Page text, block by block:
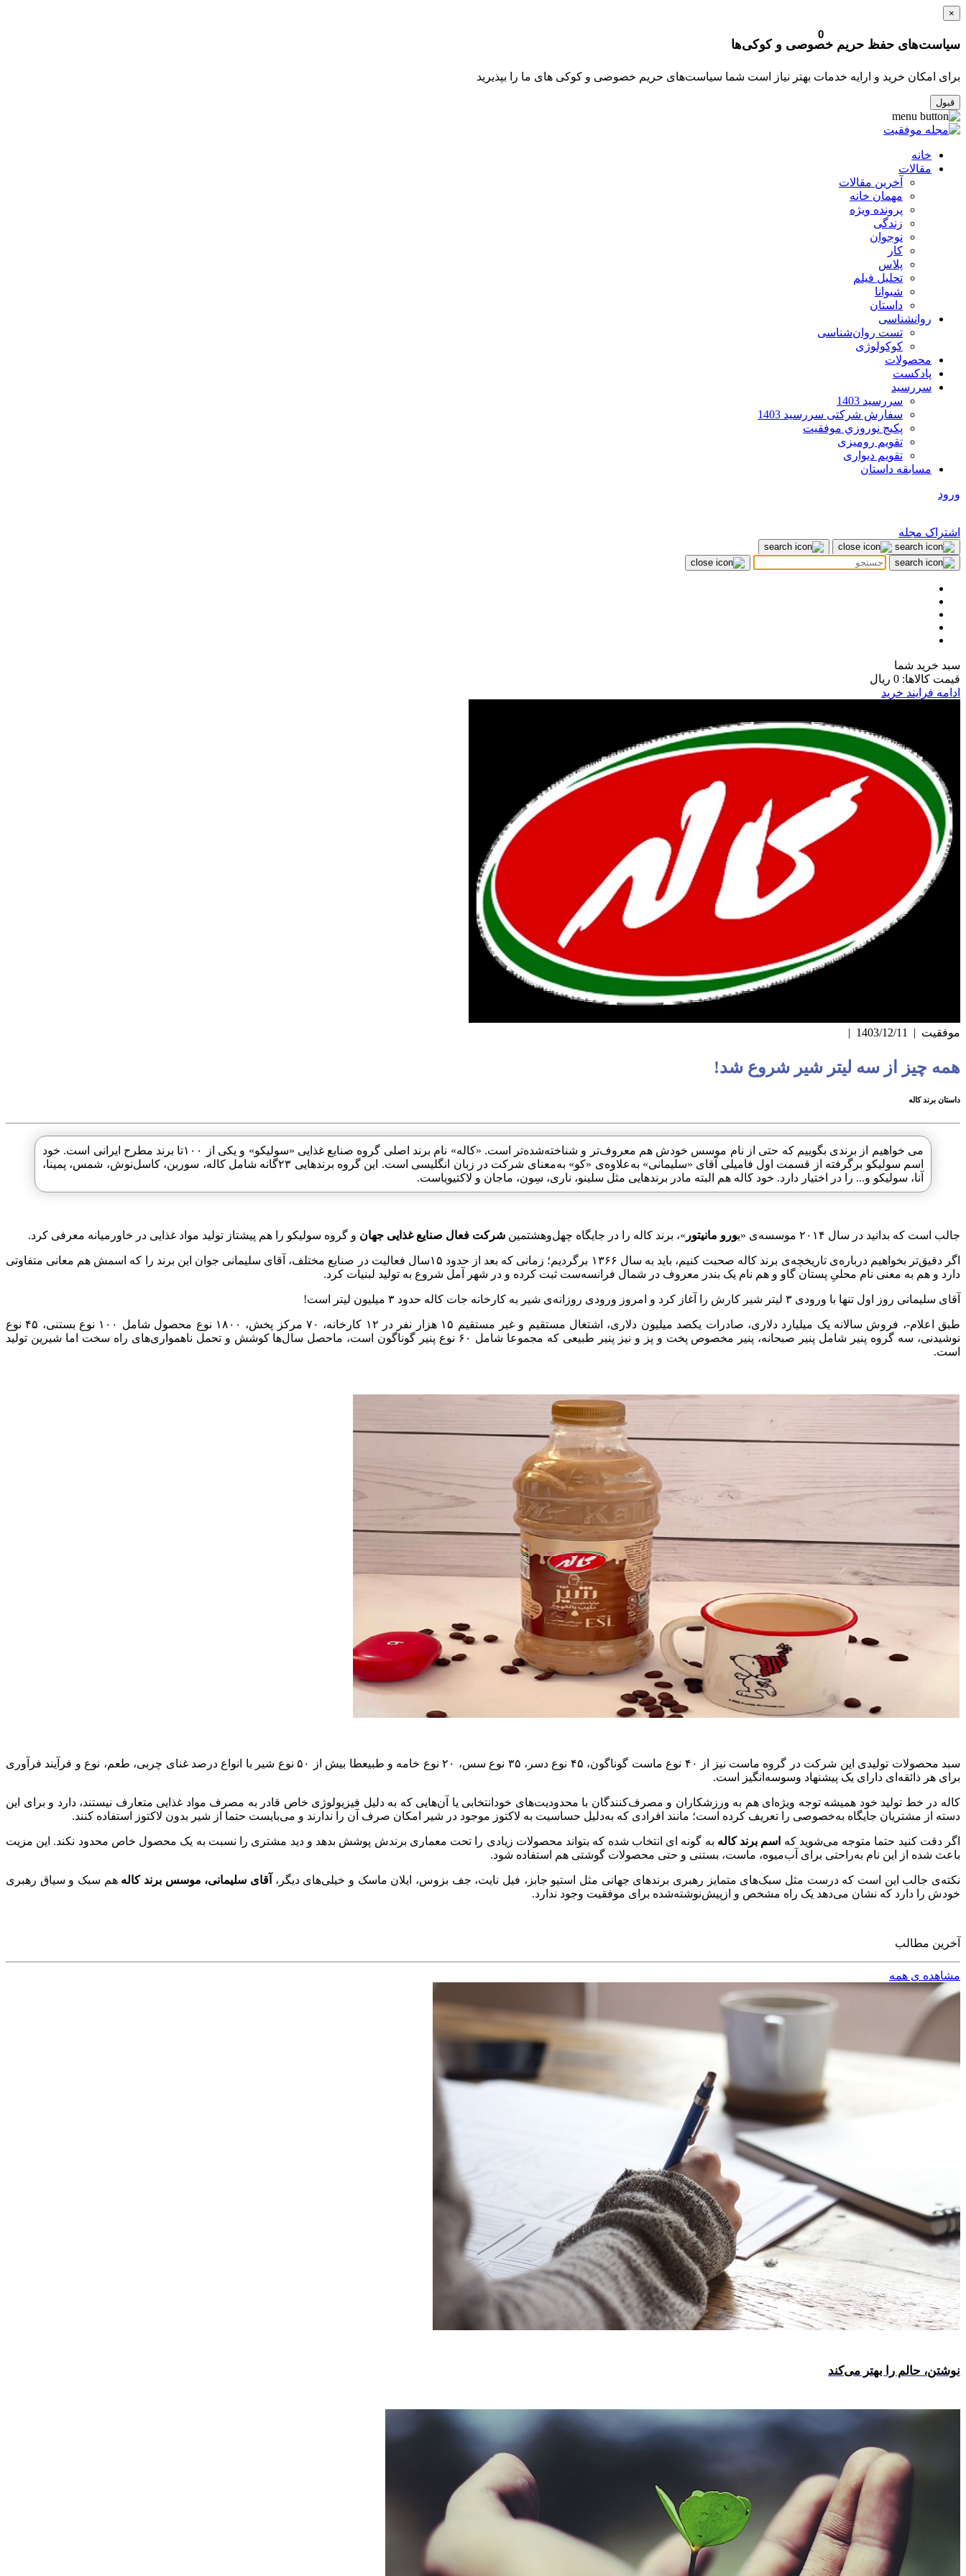
×
سیاست‌های حفظ حریم خصوصی و کوکی‌ها
برای امکان خرید و ارایه خدمات بهتر نیاز است شما سیاست‌های حریم خصوصی و کوکی های ما را بپذیرید
قبول
خانه
مقالات
آخرین مقالات
مهمان خانه
پرونده ویژه
زندگی
نوجوان
کار
پلاس
تحلیل فیلم
شیوانا
داستان
روانشناسی
تست روان‌شناسی
کوکولوژی
محصولات
پادکست
سررسید
سررسید 1403
سفارش شرکتی سررسید 1403
پکيج نوروزي موفقيت
تقویم رومیزی
تقویم دیواری
مسابقه داستان
ورود
اشتراک مجله
0
سبد خرید شما
قیمت کالاها: 0 ریال
ادامه فرایند خرید
موفقیت |
1403/12/11
|
همه چیز از سه لیتر شیر شروع شد!
داستان برند کاله
می خواهیم از برندی بگوییم که حتی از نام موسس خودش هم معروف‌تر و شناخته‌شده‌تر است. «کاله» نام برند اصلی گروه صنایع غذایی «سولیکو» و یکی از ۱۰۰تا برند مطرح ایرانی است. خود
اسم سولیکو برگرفته از قسمت اول فامیلی آقای «سلیمانی» به‌علاوه‌ی «کو» به‌معنای شرکت در زبان انگلیسی است. این گروه برندهایی ۲۳گانه شامل کاله، سوربن، کاسل‌نوش، شمس، پمینا،
آنا، سولیکو و... را در اختیار دارد. خود کاله هم البته مادر برندهایی مثل سلینو، ناری، سِون، ماجان و لاکتیویاست.
جالب است که بدانید در سال ۲۰۱۴ موسسه‌ی «ی ورو مانیتور »، برند کاله را در جایگاه چهل‌وهشتمین شرکت فعال صنایع غذایی جهان و گروه سولیکو را هم پیشتاز تولید مواد غذایی در خاورمیانه معرفی کرد.
اگر دقیق‌تر بخواهیم درباره‌ی تاریخچه‌ی برند کاله صحبت کنیم، باید به سال ۱۳۶۶ برگردیم؛ زمانی که بعد از حدود ۱۵سال فعالیت‌ در صنایع مختلف، آقای سلیمانی جوان این برند را که اسمش هم معانی متفاوتی
دارد و هم به معنی نام محلیِ پستان گاو و هم نام یک بندر معروف در شمال فرانسه‌ست ثبت کرده و در شهر آمل شروع به تولید لبنیات کرد.
آقای سلیمانی روز اول تنها با ورودی ۳ لیتر شیر کارش را آغاز کرد و امروز ورودی روزانه‌ی شیر به کارخانه جات کاله حدود ۳ میلیون لیتر است!
طبق اعلام-، فروش سالانه یک میلیارد دلاری، صادرات یکصد میلیون دلاری، اشتغال مستقیم و غیر مستقیم ۱۵ هزار نفر در ۱۲ کارخانه، ۷۰ مرکز پخش، ۱۸۰۰ نوع محصول شامل ۱۰۰ نوع بستنی، ۴۵ نوع
نوشیدنی، سه گروه پنیر شامل پنیر صبحانه، پنیر مخصوص پخت و پز و نیز پنیر طبیعی که مجموعا شامل ۶۰ نوع پنیر گوناگون است، ماحصل سال‌ها کوشش و تحمل ناهمواری‌های راه سخت اما شیرین تولید
است.
سبد محصولات تولیدی این شرکت در گروه ماست نیز از ۴۰ نوع ماست گوناگون، ۴۵ نوع دسر، ۳۵ نوع سس، ۲۰ نوع خامه و طبیعطا بیش از ۵۰ نوع شیر با انواع درصد غنای چربی، طعم، نوع و فرآیند فرآوری
برای هر ذائقه‌ای دارای یک پیشنهاد وسوسه‌انگیز است.
کاله در خط تولید خود همیشه توجه ویژه‌ای هم به ورزشکاران و مصرف‌کنندگان با محدودیت‌های خود‌انتخابی یا آن‌هایی که به دلیل فیزیولوژی خاص قادر به مصرف مواد غذایی متعارف نیستند، دارد و برای این
دسته از مشتریان جایگاه به‌خصوصی را تعریف کرده است؛ مانند افرادی که به‌دلیل حساسیت به لاکتوز موجود در شیر امکان صرف آن را ندارند و می‌بایست حتما از شیر بدون لاکتوز استفاده کنند.
اگر دقت کنید حتما متوجه می‌شوید که اسم برند کاله به گونه ای انتخاب شده که بتواند محصولات زیادی را تحت معماری برندش پوشش بدهد و دید مشتری را نسبت به یک محصول خاص محدود نکند. این مزیت
باعث شده از این نام به‌راحتی برای آب‌میوه، ماست، بستنی و حتی محصولات گوشتی هم استفاده شود.
نکته‌ی جالب این است که درست مثل سبک‌های متمایز رهبری برندهای جهانی مثل استیو جابز، فیل نایت، جف بزوس، ایلان ماسک و خیلی‌های دیگر، آقای سلیمانی، موسس برند کاله هم سبک و سیاق رهبری
خودش را دارد که نشان می‌دهد یک راه مشخص و از‌پیش‌نوشته‌شده برای موفقیت وجود ندارد.
آخرین مطالب
مشاهده ی همه
نوشتن، حالم را بهتر می‌کند